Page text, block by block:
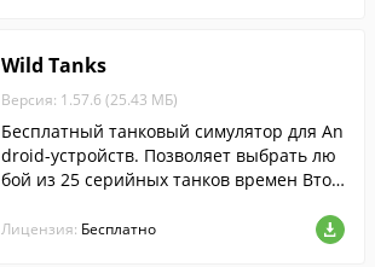
Wild Tanks
Версия: 1.57.6 (25.43 МБ)
Бесплатный танковый симулятор для An
droid-устройств. Позволяет выбрать лю
бой из 25 серийных танков времен Втор
айн боях 7 на 7.
Лицензия: Бесплатно